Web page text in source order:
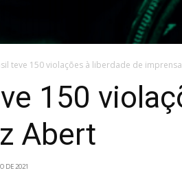
teve 150 violações à liberdade de
150
Abert
DE 2021